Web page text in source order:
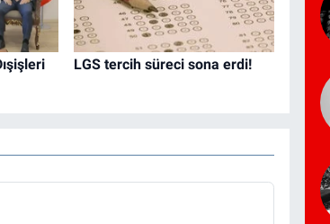
LGS tercih süreci sona erdi!